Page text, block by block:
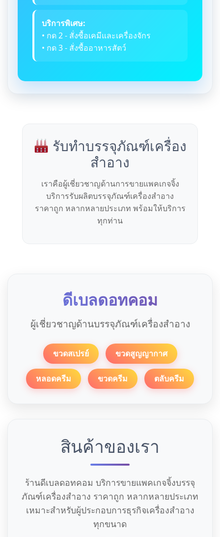
บริการพิเศษ:
• กด 2 - สั่งซื้อเคมีและเครื่องจักร
• กด 3 - สั่งซื้ออาหารสัตว์
รับทำบรรจุภัณฑ์เครื่อง
สำอาง
เราคือผู้เชี่ยวชาญด้านการขายแพคเกจจิ้ง
บริการรับผลิตบรรจุภัณฑ์เครื่องสำอาง
ราคาถูก หลากหลายประเภท พร้อมให้บริการ
ทุกท่าน
ดีเบลดอทคอม
ผู้เชี่ยวชาญด้านบรรจุภัณฑ์เครื่องสำอาง
ขวดสเปรย์ ขวดสูญญากาศ
หลอดครีม ขวดครีม ตลับครีม
สินค้าของเรา
ร้านดีเบลดอทคอม บริการขายแพคเกจจิ้งบรรจุ
ภัณฑ์เครื่องสำอาง ราคาถูก หลากหลายประเภท
เหมาะสำหรับผู้ประกอบการธุรกิจเครื่องสำอาง
ทุกขนาด